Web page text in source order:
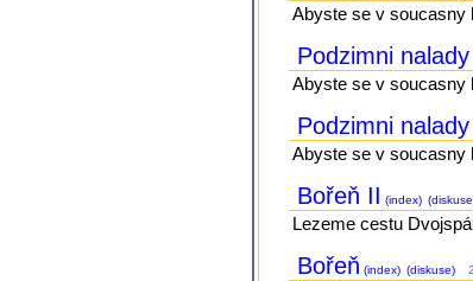
Abyste se v soucasny
Podzimni
Abyste se v soucasny
Podzimni nalady
Abyste se v soucasny
Bořeň II (index)
Lezeme cestu
Bořeň (index) (diskuse)